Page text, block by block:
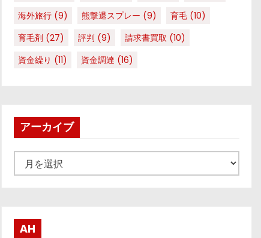
海外旅行 (9) 熊撃退スプレー (9) 育毛 (10)
育毛剤 (27) 評判 (9) 請求書買取 (10)
資金繰り (11) 資金調達 (16)
アーカイブ
ー
ブ
AH